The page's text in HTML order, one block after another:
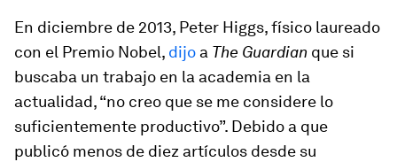
En diciembre de 2013, Peter Higgs, físico laureado
con el Premio Nobel, dijo a The Guardian que si
buscaba un trabajo en la academia en la
actualidad, “no creo que se me considere lo
suficientemente productivo”. Debido a que
publicó menos de diez artículos desde su